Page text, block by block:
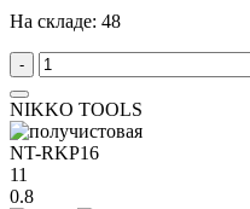
На складе: 48
-
NIKKO TOOLS
NT-RKP16
11
0.8